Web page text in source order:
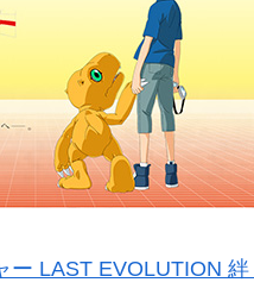
ー LAST EVOLUTION 絆